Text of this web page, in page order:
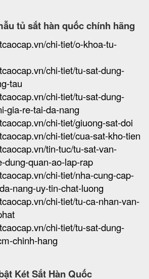
tủ sắt hàn quốc chính hãng
chi-tiet/o-khoa-tu-
chi-tiet/tu-sat-dung-
tau
chi-tiet/tu-sat-dung-
gia-re-tai-da-nang
chi-tiet/giuong-sat-doi
chi-tiet/cua-sat-kho-tien
tin-tuc/tu-sat-van-
dung-quan-ao-lap-rap
chi-tiet/nha-cung-cap-
nang-uy-tin-chat-luong
chi-tiet/tu-ca-nhan-van-
chi-tiet/tu-sat-dung-
chinh-hang
Két Sắt Hàn Quốc